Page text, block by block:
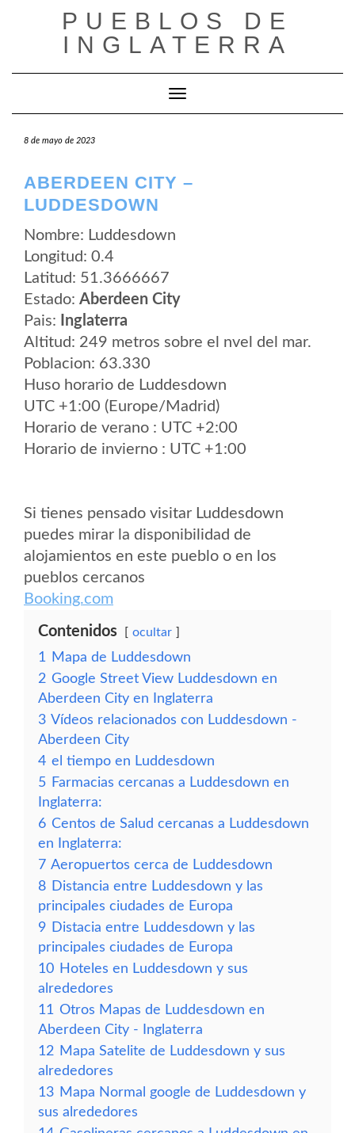
PUEBLOS DE
INGLATERRA
Cambiar modo de navegación
8 de mayo de 2023
ABERDEEN CITY –
LUDDESDOWN
Nombre: Luddesdown
Longitud: 0.4
Latitud: 51.3666667
Estado: Aberdeen City
Pais:
Inglaterra
Altitud: 249 metros sobre el nvel del mar.
Poblacion: 63.330
Huso horario de Luddesdown
UTC +1:00 (Europe/Madrid)
Horario de verano : UTC +2:00
Horario de invierno : UTC +1:00
Si tienes pensado visitar Luddesdown
puedes mirar la disponibilidad de
alojamientos en este pueblo o en los
pueblos cercanos
Booking.com
Contenidos ocultar
1
Mapa de Luddesdown
2 Google Street View Luddesdown en
Aberdeen City en Inglaterra
3 Vídeos relacionados con Luddesdown -
Aberdeen City
4 el tiempo en Luddesdown
5 Farmacias cercanas a Luddesdown en
Inglaterra:
6 Centos de Salud cercanas a Luddesdown
en Inglaterra:
7 Aeropuertos cerca de Luddesdown
8 Distancia entre Luddesdown y las
principales ciudades de Europa
9 Distacia entre Luddesdown y las
principales ciudades de Europa
10 Hoteles en Luddesdown y sus
alrededores
11 Otros Mapas de Luddesdown en
Aberdeen City - Inglaterra
12 Mapa Satelite de Luddesdown y sus
alrededores
13 Mapa Normal google de Luddesdown y
sus alrededores